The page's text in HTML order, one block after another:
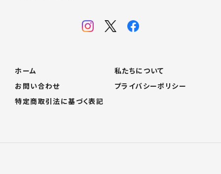
ホーム
私たちについて
お問い合わせ
プライバシーポリシー
特定商取引法に基づく表記